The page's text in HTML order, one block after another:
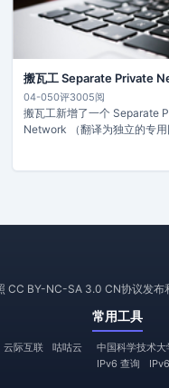
搬瓦工 Separate Private
04-050评3005阅
搬瓦工新增了一个 Separate
Network （翻译为独立的专
CC BY-NC-SA 3.0 CN协议发
云际互联
咕咕云
常用工具
中国科学技术
IPv6 查询